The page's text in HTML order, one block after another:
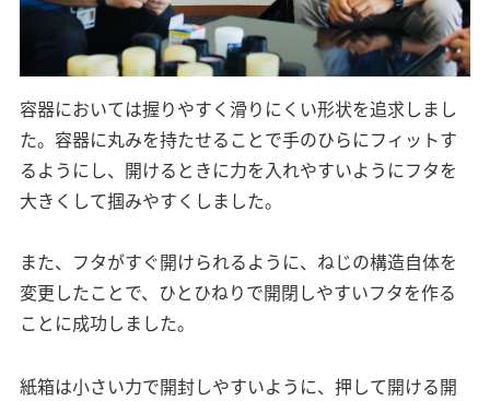
容器においては握りやすく滑りにくい形状を追求しまし
た。容器に丸みを持たせることで手のひらにフィットす
るようにし、開けるときに力を入れやすいようにフタを
大きくして掴みやすくしました。
また、フタがすぐ開けられるように、ねじの構造自体を
変更したことで、ひとひねりで開閉しやすいフタを作る
ことに成功しました。
紙箱は小さい力で開封しやすいように、押して開ける開